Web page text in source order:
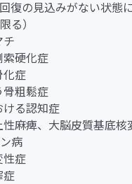
復の見込みがない状態
る）
硬化症
化症
粗鬆症
る認知症
麻痺、大脳皮質基底核
病
性症
症